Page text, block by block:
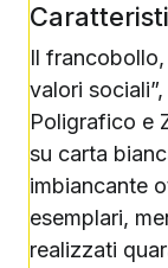
Il
valori
Poligrafico e
su carta
imbiancante
esemplari,
realizzati